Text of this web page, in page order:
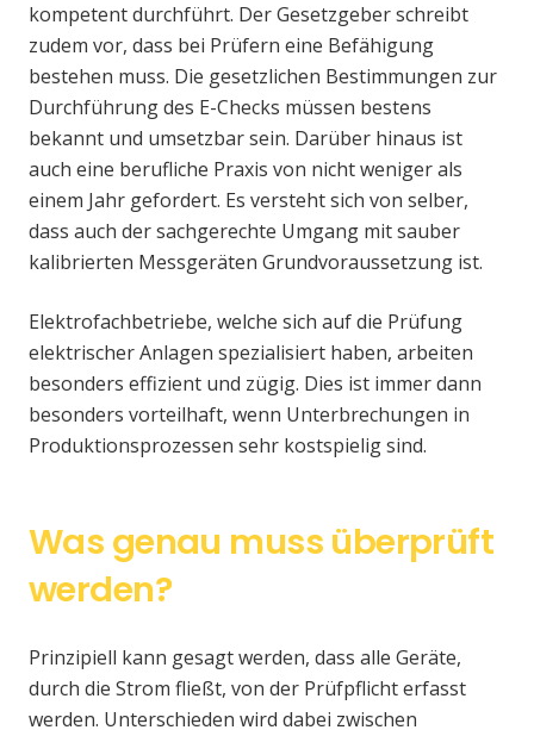
kompetent durchführt. Der Gesetzgeber schreibt
zudem vor, dass bei Prüfern eine Befähigung
bestehen muss. Die gesetzlichen Bestimmungen zur
Durchführung des E-Checks müssen bestens
bekannt und umsetzbar sein. Darüber hinaus ist
auch eine berufliche Praxis von nicht weniger als
einem Jahr gefordert. Es versteht sich von selber,
dass auch der sachgerechte Umgang mit sauber
kalibrierten Messgeräten Grundvoraussetzung ist.
Elektrofachbetriebe, welche sich auf die Prüfung
elektrischer Anlagen spezialisiert haben, arbeiten
besonders effizient und zügig. Dies ist immer dann
besonders vorteilhaft, wenn Unterbrechungen in
Produktionsprozessen sehr kostspielig sind.
Was genau muss überprüft
werden?
Prinzipiell kann gesagt werden, dass alle Geräte,
durch die Strom fließt, von der Prüfpflicht erfasst
werden. Unterschieden wird dabei zwischen